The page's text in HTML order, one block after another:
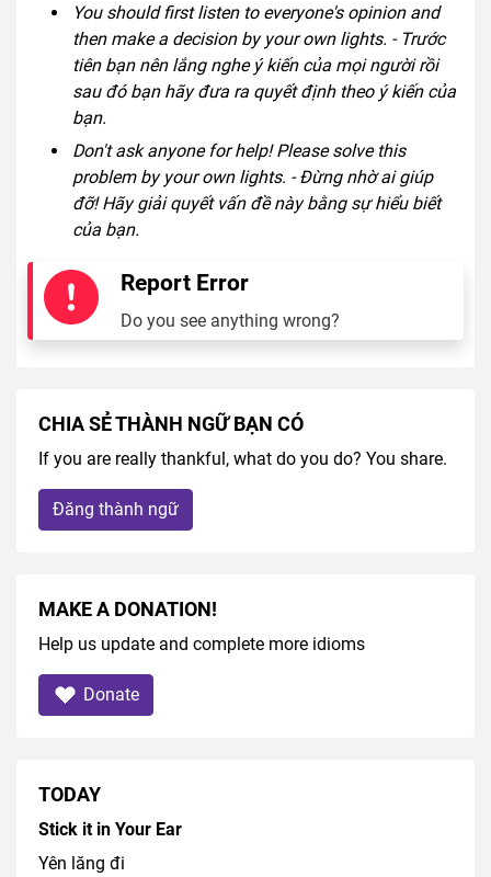
You should first listen to everyone's opinion and
then make a decision by your own lights. - Trước
tiên bạn nên lắng nghe ý kiến của mọi người rồi
sau đó bạn hãy đưa ra quyết định theo ý kiến của
bạn.
Don't ask anyone for help! Please solve this
problem by your own lights. - Đừng nhờ ai giúp
đỡ! Hãy giải quyết vấn đề này bằng sự hiểu biết
của bạn.
Report Error
Do you see anything wrong?
CHIA SẺ THÀNH NGỮ BẠN CÓ
If you are really thankful, what do you do? You share.
Đăng thành ngữ
MAKE A DONATION!
Help us update and complete more idioms
Donate
TODAY
Stick it in Your Ear
Yên lăng đi